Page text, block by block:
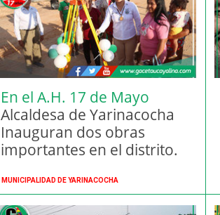
En el A.H. 17 de Mayo
Alcaldesa de Yarinacocha
Inauguran dos obras
importantes en el distrito.
MUNICIPALIDAD DE YARINACOCHA